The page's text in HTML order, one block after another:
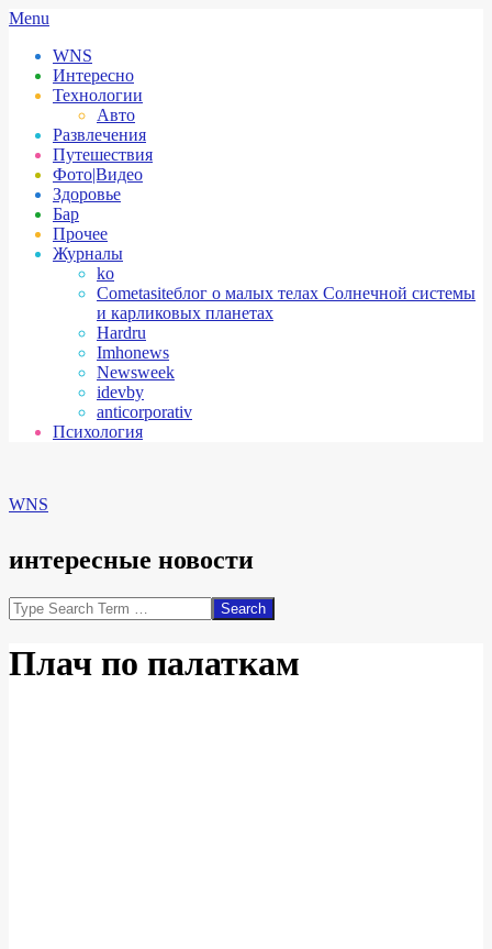
Skip
content
Secondary
Menu
Menu
WNS
Интересно
Технологии
Авто
Развлечения
Путешествия
Фото|Видео
Здоровье
Бар
Прочее
Журналы
ko
Cometasiteблог о малых телах Солнечной системы
и карликовых планетах
Hardru
Imhonews
Newsweek
idevby
anticorporativ
Психология
WNS
интересные новости
Search
Плач по палаткам